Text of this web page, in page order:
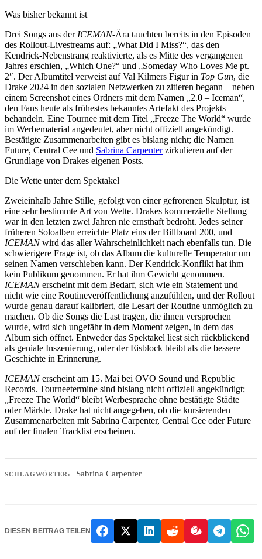
Was bisher bekannt ist
Drei Songs aus der ICEMAN-Ära tauchten bereits in den Episoden
des Rollout-Livestreams auf: „What Did I Miss?“, das den
Kendrick-Nebenstrang reaktivierte, als es Mitte des vergangenen
Jahres erschien, „Which One?“ und „Someday Who Loves Me pt.
2″. Der Albumtitel verweist auf Val Kilmers Figur in Top Gun, die
Drake 2024 in den sozialen Netzwerken zu zitieren begann – neben
einem Screenshot eines Ordners mit dem Namen „2.0 – Iceman“,
den Fans heute als frühestes bekanntes Artefakt des Projekts
behandeln. Eine Tournee mit dem Titel „Freeze The World“ wurde
im Werbematerial angedeutet, aber nicht offiziell angekündigt.
Bestätigte Zusammenarbeiten gibt es bislang nicht; die Namen
Future, Central Cee und Sabrina Carpenterzirkulieren auf der
Grundlage von Drakes eigenen Posts.
Die Wette unter dem Spektakel
Zweieinhalb Jahre Stille, gefolgt von einer gefrorenen Skulptur, ist
eine sehr bestimmte Art von Wette. Drakes kommerzielle Stellung
war in den letzten zwei Jahren nie ernsthaft bedroht. Jedes seiner
früheren Soloalben erreichte Platz eins der Billboard 200, und
ICEMANwird das aller Wahrscheinlichkeit nach ebenfalls tun. Die
schwierigere Frage ist, ob das Album die kulturelle Temperatur um
seinen Namen verschieben kann. Der Kendrick-Konflikt hat ihm
kein Publikum genommen. Er hat ihm Gewicht genommen.
ICEMANerscheint mit dem Bedarf, sich wie ein Statement und
nicht wie eine Routineveröffentlichung anzufühlen, und der Rollout
wurde genau darauf kalibriert, die Lesart der Routine unmöglich zu
machen. Ob die Songs die Last tragen, die ihnen versprochen
wurde, wird sich ungefähr in dem Moment zeigen, in dem das
Album sich öffnet. Entweder das Spektakel liest sich rückblickend
als geniale Inszenierung, oder der Eisblock bleibt als die bessere
Geschichte in Erinnerung.
ICEMANerscheint am 15. Mai bei OVO Sound und Republic
Records. Tourneetermine sind bislang nicht offiziell angekündigt;
„Freeze The World“ bleibt Werbesprache ohne bestätigte Städte
oder Märkte. Drake hat nicht angegeben, ob die kursierenden
Zusammenarbeiten mit Sabrina Carpenter, Central Cee oder Future
auf der finalen Tracklist erscheinen.
SCHLAGWÖRTER: Sabrina Carpenter
DIESEN BEITRAG TEILEN